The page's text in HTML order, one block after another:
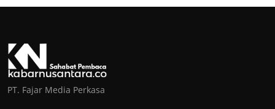
PT. Fajar Media Perkasa